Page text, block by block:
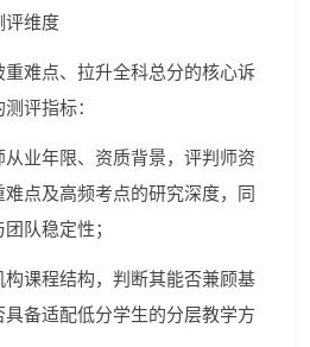
评维度
难点、拉升全科总分的核心诉
评指标：
业年限、资质背景，评判师资
点及高频考点的研究深度，同
队稳定性；
课程结构，判断其能否兼顾基
备适配低分学生的分层教学方